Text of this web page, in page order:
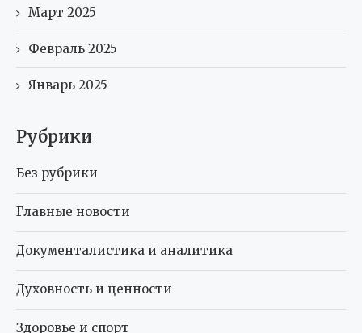
Март 2025
Февраль 2025
Январь 2025
Рубрики
Без рубрики
Главные новости
Документалистика и аналитика
Духовность и ценности
Здоровье и спорт